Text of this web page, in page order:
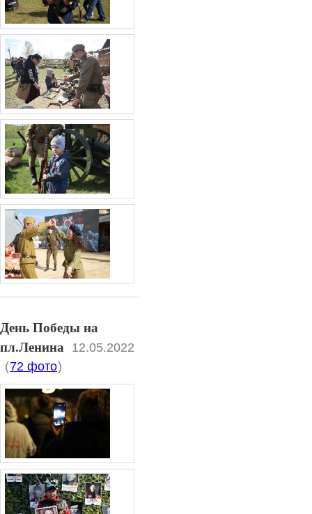
День Победы на
пл.Ленина
12.05.2022
(72 фото)